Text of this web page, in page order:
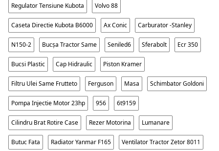
Regulator Tensiune Kubota Volvo 88
Caseta Directie Kubota B6000 Ax Conic Carburator -stanley
N150-2 Bucșa Tractor Same Seniled6 Sferabolt Ecr 350
Bucsi Plastic Cap Hidraulic Piston Kramer
Filtru Ulei Same Frutteto Ferguson Masa Schimbator Goldoni
Pompa Injectie Motor 23hp 956 6t9159
Cilindru Brat Rotire Case Rezer Motorina Lumanare
Butuc Fata Radiator Yanmar F165 Ventilator Tractor Zetor 8011